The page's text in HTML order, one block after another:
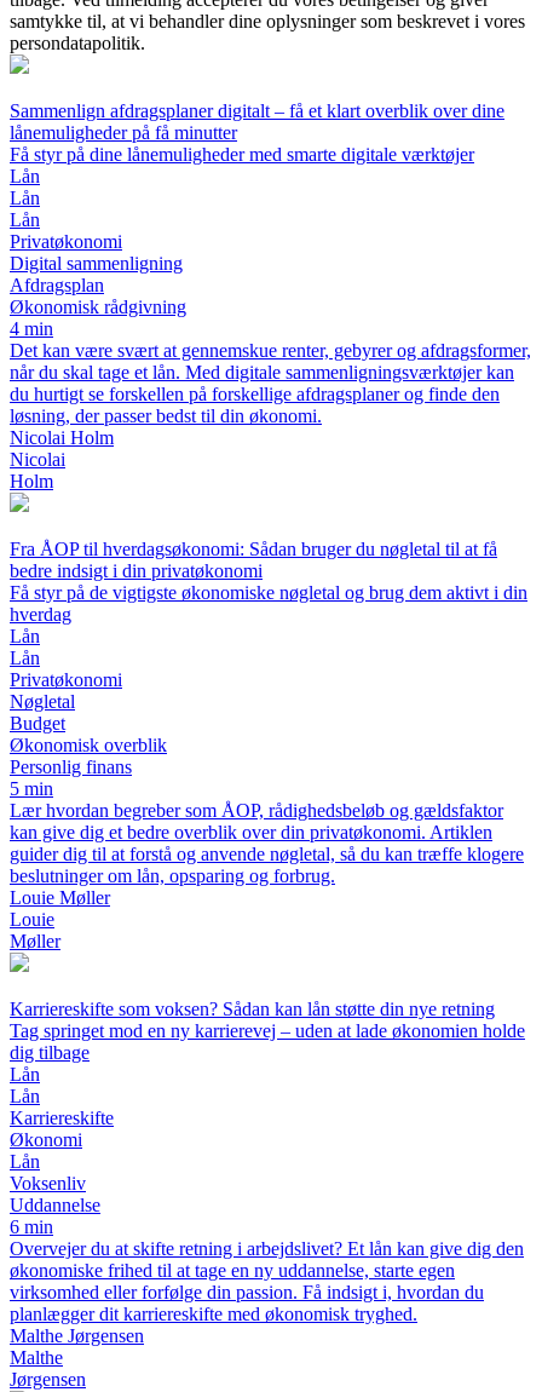
samtykke til, at vi behandler dine oplysninger som beskrevet i vores
persondatapolitik.
Sammenlign afdragsplaner digitalt – få et klart overblik over dine
lånemuligheder på få minutter
Få styr på dine lånemuligheder med smarte digitale værktøjer
Lån
Lån
Lån
Privatøkonomi
Digital sammenligning
Afdragsplan
Økonomisk rådgivning
4 min
Det kan være svært at gennemskue renter, gebyrer og afdragsformer,
når du skal tage et lån. Med digitale sammenligningsværktøjer kan
du hurtigt se forskellen på forskellige afdragsplaner og finde den
løsning, der passer bedst til din økonomi.
Nicolai Holm
Nicolai
Holm
Fra ÅOP til hverdagsøkonomi: Sådan bruger du nøgletal til at få
bedre indsigt i din privatøkonomi
Få styr på de vigtigste økonomiske nøgletal og brug dem aktivt i din
hverdag
Lån
Lån
Privatøkonomi
Nøgletal
Budget
Økonomisk overblik
Personlig finans
5 min
Lær hvordan begreber som ÅOP, rådighedsbeløb og gældsfaktor
kan give dig et bedre overblik over din privatøkonomi. Artiklen
guider dig til at forstå og anvende nøgletal, så du kan træffe klogere
beslutninger om lån, opsparing og forbrug.
Louie Møller
Louie
Møller
Karriereskifte som voksen? Sådan kan lån støtte din nye retning
Tag springet mod en ny karrierevej – uden at lade økonomien holde
dig tilbage
Lån
Lån
Karriereskifte
Økonomi
Lån
Voksenliv
Uddannelse
6 min
Overvejer du at skifte retning i arbejdslivet? Et lån kan give dig den
økonomiske frihed til at tage en ny uddannelse, starte egen
virksomhed eller forfølge din passion. Få indsigt i, hvordan du
planlægger dit karriereskifte med økonomisk tryghed.
Malthe Jørgensen
Malthe
Jørgensen